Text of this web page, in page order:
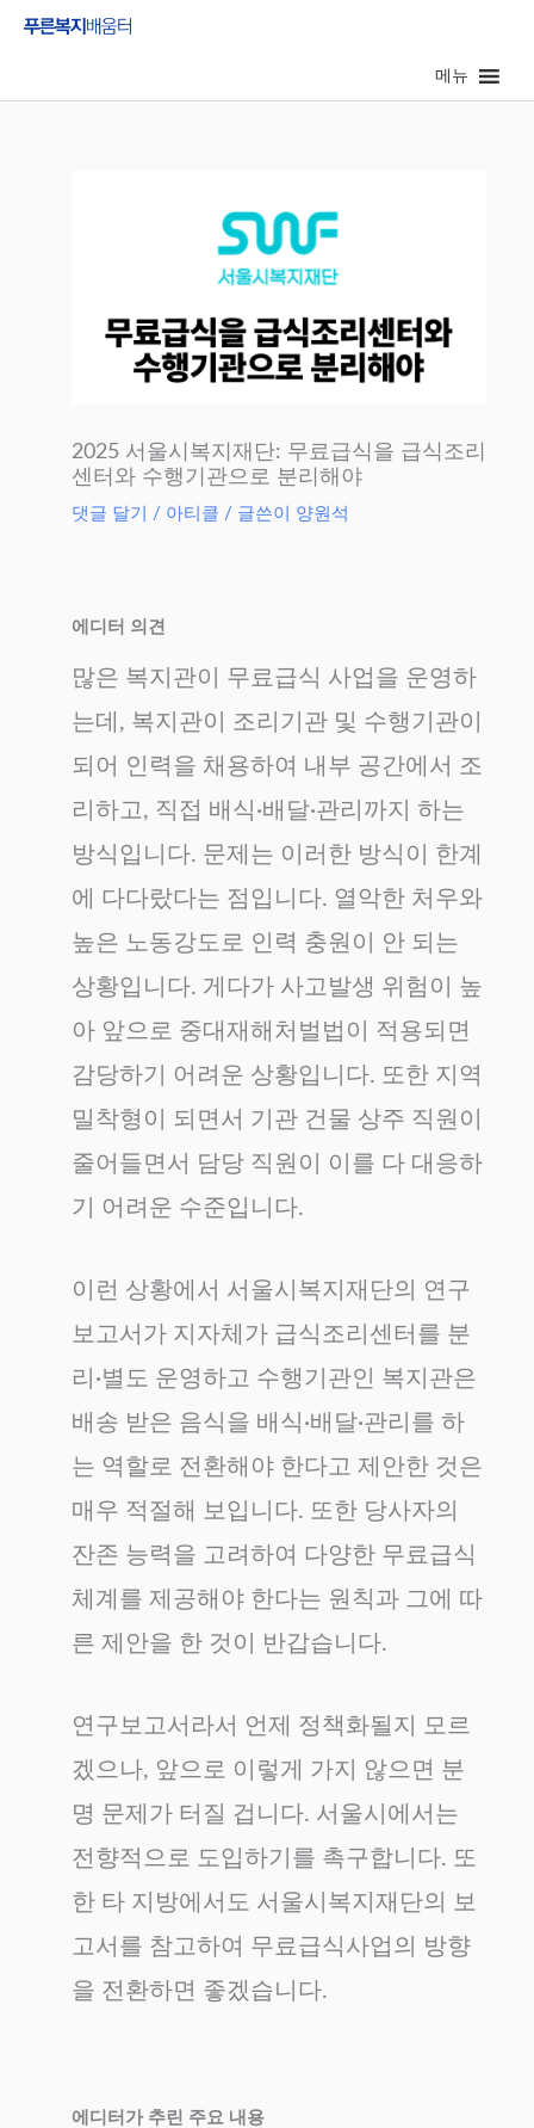
메뉴
2025 서울시복지재단: 무료급식을 급식조리
센터와 수행기관으로 분리해야
댓글 달기 / 아티클 / 글쓴이 양원석
에디터 의견
많은 복지관이 무료급식 사업을 운영하
는데, 복지관이 조리기관 및 수행기관이
되어 인력을 채용하여 내부 공간에서 조
리하고, 직접 배식·배달·관리까지 하는
방식입니다. 문제는 이러한 방식이 한계
에 다다랐다는 점입니다. 열악한 처우와
높은 노동강도로 인력 충원이 안 되는
상황입니다. 게다가 사고발생 위험이 높
아 앞으로 중대재해처벌법이 적용되면
감당하기 어려운 상황입니다. 또한 지역
밀착형이 되면서 기관 건물 상주 직원이
줄어들면서 담당 직원이 이를 다 대응하
기 어려운 수준입니다.
이런 상황에서 서울시복지재단의 연구
보고서가 지자체가 급식조리센터를 분
리·별도 운영하고 수행기관인 복지관은
배송 받은 음식을 배식·배달·관리를 하
는 역할로 전환해야 한다고 제안한 것은
매우 적절해 보입니다. 또한 당사자의
잔존 능력을 고려하여 다양한 무료급식
체계를 제공해야 한다는 원칙과 그에 따
른 제안을 한 것이 반갑습니다.
연구보고서라서 언제 정책화될지 모르
겠으나, 앞으로 이렇게 가지 않으면 분
명 문제가 터질 겁니다. 서울시에서는
전향적으로 도입하기를 촉구합니다. 또
한 타 지방에서도 서울시복지재단의 보
고서를 참고하여 무료급식사업의 방향
을 전환하면 좋겠습니다.
에디터가 추린 주요 내용